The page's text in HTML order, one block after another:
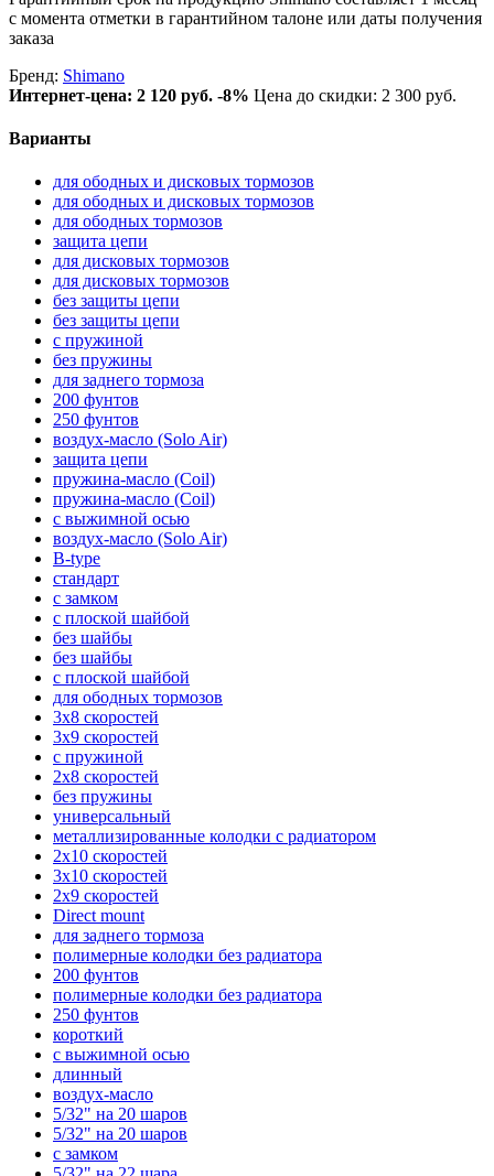
с момента отметки в гарантийном талоне или даты получения
заказа
Бренд: Shimano
Интернет-цена: 2 120 руб. -8% Цена до скидки: 2 300 руб.
Варианты
для ободных и дисковых тормозов
для ободных и дисковых тормозов
для ободных тормозов
защита цепи
для дисковых тормозов
для дисковых тормозов
без защиты цепи
без защиты цепи
с пружиной
без пружины
для заднего тормоза
200 фунтов
250 фунтов
воздух-масло (Solo Air)
защита цепи
пружина-масло (Coil)
пружина-масло (Coil)
с выжимной осью
воздух-масло (Solo Air)
B-type
стандарт
с замком
с плоской шайбой
без шайбы
без шайбы
с плоской шайбой
для ободных тормозов
3х8 скоростей
3х9 скоростей
с пружиной
2х8 скоростей
без пружины
универсальный
металлизированные колодки с радиатором
2х10 скоростей
3х10 скоростей
2х9 скоростей
Direct mount
для заднего тормоза
полимерные колодки без радиатора
200 фунтов
полимерные колодки без радиатора
250 фунтов
короткий
с выжимной осью
длинный
воздух-масло
5/32" на 20 шаров
5/32" на 20 шаров
с замком